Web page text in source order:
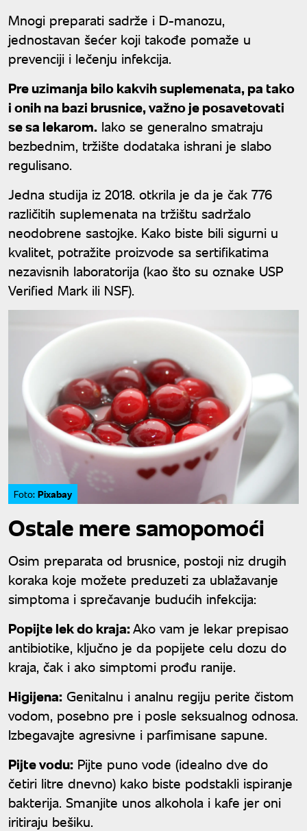
Mnogi preparati sadrže i D-manozu,
jednostavan šećer koji takođe pomaže u
prevenciji i lečenju infekcija.
Pre uzimanja bilo kakvih suplemenata, pa tako
i onih na bazi brusnice, važno je posavetovati
se sa lekarom. Iako se generalno smatraju
bezbednim, tržište dodataka ishrani je slabo
regulisano.
Jedna studija iz 2018. otkrila je da je čak 776
različitih suplemenata na tržištu sadržalo
neodobrene sastojke. Kako biste bili sigurni u
kvalitet, potražite proizvode sa sertifikatima
nezavisnih laboratorija (kao što su oznake USP
Verified Mark ili NSF).
Foto: Pixabay
Ostale mere samopomoći
Osim preparata od brusnice, postoji niz drugih
koraka koje možete preduzeti za ublažavanje
simptoma i sprečavanje budućih infekcija:
Popijte lek do kraja:Ako vam je lekar prepisao
antibiotike, ključno je da popijete celu dozu do
kraja, čak i ako simptomi prođu ranije.
Higijena: Genitalnu i analnu regiju perite čistom
vodom, posebno pre i posle seksualnog odnosa.
Izbegavajte agresivne i parfimisane sapune.
Pijte vodu: Pijte puno vode (idealno dve do
četiri litre dnevno) kako biste podstakli ispiranje
bakterija. Smanjite unos alkohola i kafe jer oni
iritiraju bešiku.